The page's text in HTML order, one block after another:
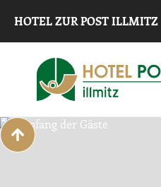
HOTEL ZUR POST ILLMITZ